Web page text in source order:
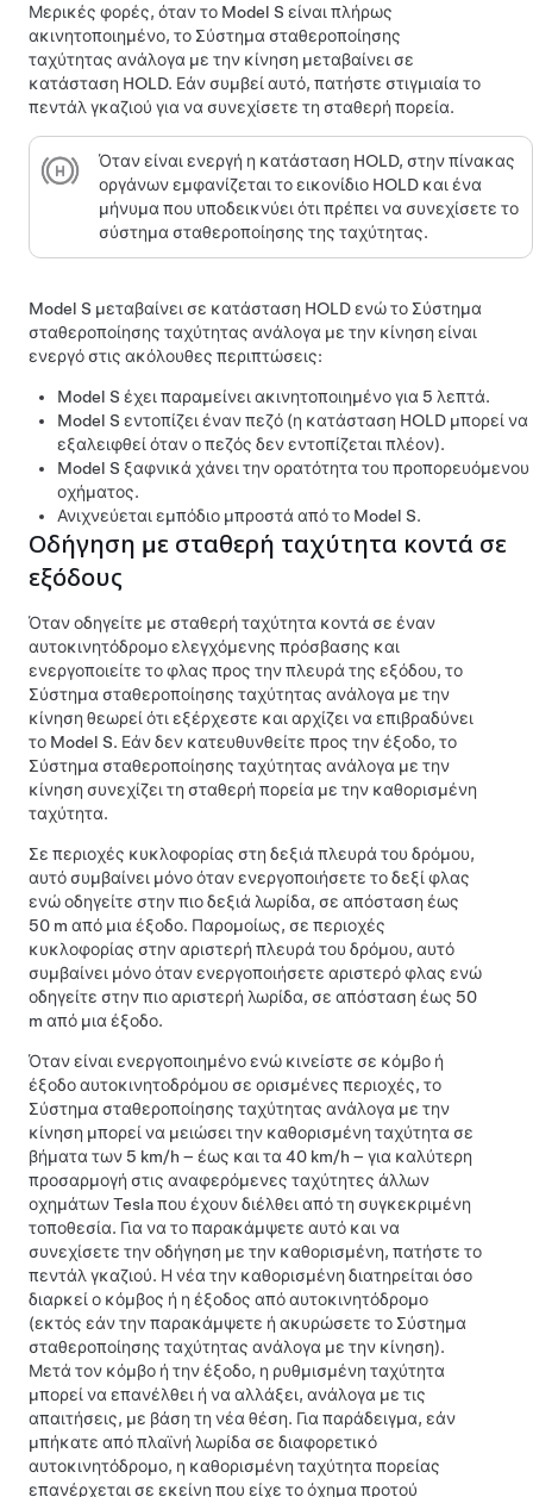
Μερικές φορές, όταν το Model S είναι πλήρως
ακινητοποιημένο, το Σύστημα σταθεροποίησης
ταχύτητας ανάλογα με την κίνηση μεταβαίνει σε
κατάσταση HOLD. Εάν συμβεί αυτό, πατήστε στιγμιαία το
πεντάλ γκαζιού για να συνεχίσετε τη σταθερή πορεία.
Όταν είναι ενεργή η κατάσταση HOLD, στηνπίνακας
οργάνωνεμφανίζεται το εικονίδιο HOLD και ένα
μήνυμα που υποδεικνύει ότι πρέπει να συνεχίσετε το
σύστημα σταθεροποίησης της ταχύτητας.
Model S μεταβαίνει σε κατάσταση HOLD ενώ το Σύστημα
σταθεροποίησης ταχύτητας ανάλογα με την κίνηση είναι
ενεργό στις ακόλουθες περιπτώσεις:
Model S έχει παραμείνει ακινητοποιημένο για 5 λεπτά.
Model S εντοπίζει έναν πεζό (η κατάσταση HOLD μπορεί να
εξαλειφθεί όταν ο πεζός δεν εντοπίζεται πλέον).
Model S ξαφνικά χάνει την ορατότητα του προπορευόμενου
οχήματος.
Ανιχνεύεται εμπόδιο μπροστά από το Model S.
Οδήγηση με σταθερή ταχύτητα κοντά σε
εξόδους
Όταν οδηγείτε με σταθερή ταχύτητα κοντά σε έναν
αυτοκινητόδρομο ελεγχόμενης πρόσβασης και
ενεργοποιείτε το φλας προς την πλευρά της εξόδου, το
Σύστημα σταθεροποίησης ταχύτητας ανάλογα με την
κίνηση θεωρεί ότι εξέρχεστε και αρχίζει να επιβραδύνει
το Model S. Εάν δεν κατευθυνθείτε προς την έξοδο, το
Σύστημα σταθεροποίησης ταχύτητας ανάλογα με την
κίνηση συνεχίζει τη σταθερή πορεία με την καθορισμένη
ταχύτητα.
Σε περιοχές κυκλοφορίας στη δεξιά πλευρά του δρόμου,
αυτό συμβαίνει μόνο όταν ενεργοποιήσετε το δεξί φλας
ενώ οδηγείτε στην πιο δεξιά λωρίδα, σε απόσταση έως
50 m από μια έξοδο. Παρομοίως, σε περιοχές
κυκλοφορίας στην αριστερή πλευρά του δρόμου, αυτό
συμβαίνει μόνο όταν ενεργοποιήσετε αριστερό φλας ενώ
οδηγείτε στην πιο αριστερή λωρίδα, σε απόσταση έως 50
m από μια έξοδο.
Όταν είναι ενεργοποιημένο ενώ κινείστε σε κόμβο ή
έξοδο αυτοκινητοδρόμου σε ορισμένες περιοχές, το
Σύστημα σταθεροποίησης ταχύτητας ανάλογα με την
κίνηση μπορεί να μειώσει την καθορισμένη ταχύτητα σε
βήματα των 5 km/h – έως και τα 40 km/h – για καλύτερη
προσαρμογή στις αναφερόμενες ταχύτητες άλλων
οχημάτων Tesla που έχουν διέλθει από τη συγκεκριμένη
τοποθεσία. Για να το παρακάμψετε αυτό και να
συνεχίσετε την οδήγηση με την καθορισμένη, πατήστε το
πεντάλ γκαζιού. Η νέα την καθορισμένη διατηρείται όσο
διαρκεί ο κόμβος ή η έξοδος από αυτοκινητόδρομο
(εκτός εάν την παρακάμψετε ή ακυρώσετε το Σύστημα
σταθεροποίησης ταχύτητας ανάλογα με την κίνηση).
Μετά τον κόμβο ή την έξοδο, η ρυθμισμένη ταχύτητα
μπορεί να επανέλθει ή να αλλάξει, ανάλογα με τις
απαιτήσεις, με βάση τη νέα θέση. Για παράδειγμα, εάν
μπήκατε από πλαϊνή λωρίδα σε διαφορετικό
αυτοκινητόδρομο, η καθορισμένη ταχύτητα πορείας
επανέρχεται σε εκείνη που είχε το όχημα προτού